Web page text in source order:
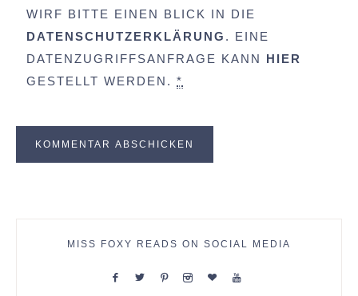
WIRF BITTE EINEN BLICK IN DIE
DATENSCHUTZERKLÄRUNG . EINE
DATENZUGRIFFSANFRAGE KANN HIER
GESTELLT WERDEN. *
MISS FOXY READS ON SOCIAL MEDIA